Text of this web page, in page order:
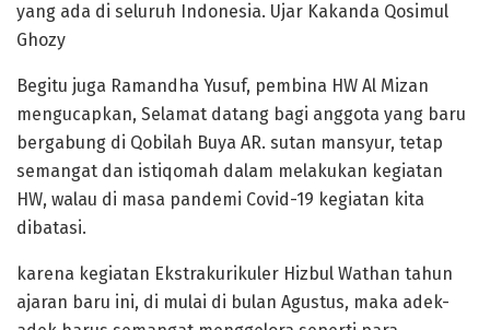
yang ada di seluruh Indonesia. Ujar Kakanda Qosimul
Ghozy
Begitu juga Ramandha Yusuf, pembina HW Al Mizan
mengucapkan, Selamat datang bagi anggota yang baru
bergabung di Qobilah Buya AR. sutan mansyur, tetap
semangat dan istiqomah dalam melakukan kegiatan
HW, walau di masa pandemi Covid-19 kegiatan kita
dibatasi.
karena kegiatan Ekstrakurikuler Hizbul Wathan tahun
ajaran baru ini, di mulai di bulan Agustus, maka adek-